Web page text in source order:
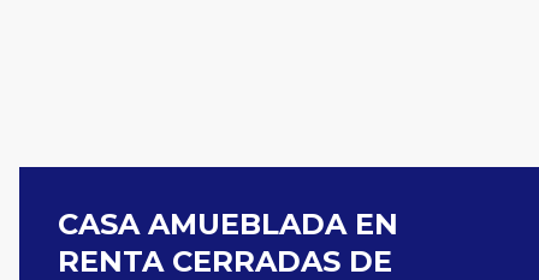
CASA AMUEBLADA EN
RENTA CERRADAS DE